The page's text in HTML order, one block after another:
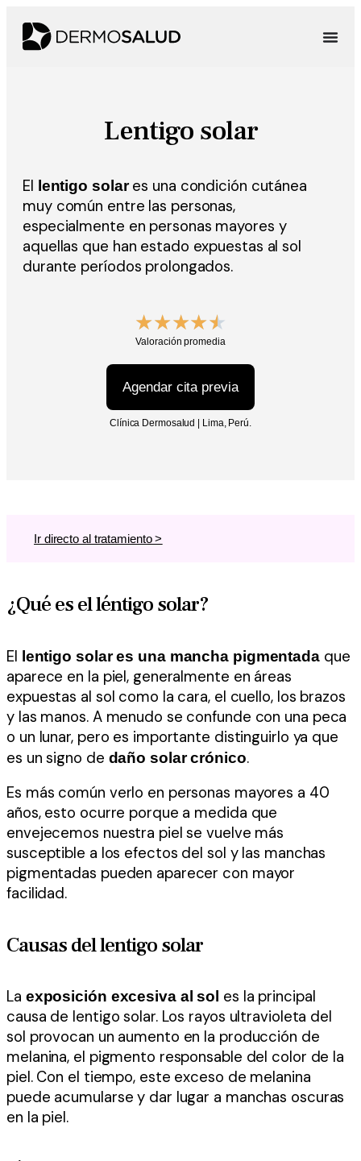
Lentigo solar
El lentigo solares una condición cutánea
muy común entre las personas,
especialmente en personas mayores y
aquellas que han estado expuestas al sol
durante períodos prolongados.
★★★★★
Valoración promedia
Agendar cita previa
Clínica Dermosalud | Lima, Perú.
Ir directo al tratamiento >
¿Qué es el léntigo solar?
El lentigo solar es una mancha pigmentadaque
aparece en la piel, generalmente en áreas
expuestas al sol como la cara, el cuello, los brazos
y las manos. A menudo se confunde con una peca
o un lunar, pero es importante distinguirlo ya que
es un signo de daño solar crónico.
Es más común verlo en personas mayores a 40
años, esto ocurre porque a medida que
envejecemos nuestra piel se vuelve más
susceptible a los efectos del sol y las manchas
pigmentadas pueden aparecer con mayor
facilidad.
Causas del lentigo solar
La exposición excesiva al sol es la principal
causa de lentigo solar. Los rayos ultravioleta del
sol provocan un aumento en la producción de
melanina, el pigmento responsable del color de la
piel. Con el tiempo, este exceso de melanina
puede acumularse y dar lugar a manchas oscuras
en la piel.